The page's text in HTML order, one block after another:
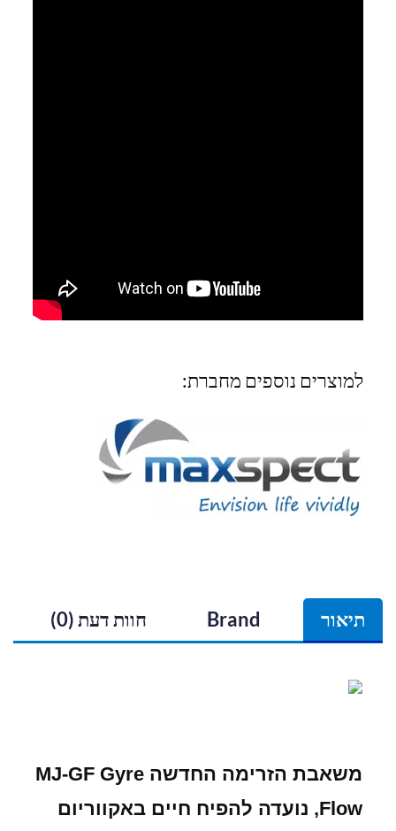
למוצרים נוספים מחברת:
תיאור Brand חוות דעת (0)
משאבת הזרימה החדשה MJ-GF Gyre
Flow, נועדה להפיח חיים באקווריום